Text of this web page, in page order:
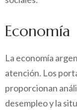
Economía
La economía
atención. Los
proporcionan
desempleo y la